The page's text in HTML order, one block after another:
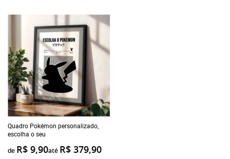
Quadro Pokémon personalizado,
escolha o seu
de R$ 9,90até R$ 379,90